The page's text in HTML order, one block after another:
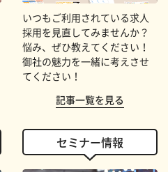
いつもご利用されている求人
採用を見直してみませんか？
悩み、ぜひ教えてください！
御社の魅力を一緒に考えさせ
てください！
記事一覧を見る
セミナー情報